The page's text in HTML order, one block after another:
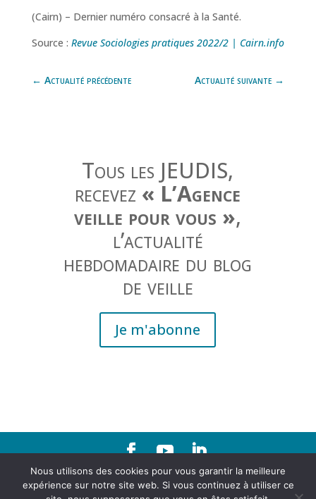
(Cairn) – Dernier numéro consacré à la Santé.
Source : Revue Sociologies pratiques 2022/2 | Cairn.info
← Actualité précédente Actualité suivante →
Tous les JEUDIS,
recevez « L’Agence
veille pour vous »,
l’actualité
hebdomadaire du blog
de veille
Je m'abonne
Contact|Mentions légales
Agence d'urbanisme de la région grenobloise 21, rue
Nous utilisons des cookies pour vous garantir la meilleure
expérience sur notre site web. Si vous continuez à utiliser ce